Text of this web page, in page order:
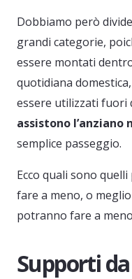
Dobbiamo però
grandi categorie,
essere montati
quotidiana
essere utilizzati fuori
assistono
semplice passeggio.
Ecco quali sono
fare a meno, o
potranno fare a
Supporti